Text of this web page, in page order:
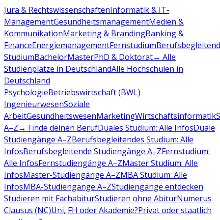
Jura & RechtswissenschaftenInformatik & IT-
ManagementGesundheitsmanagementMedien &
KommunikationMarketing & BrandingBanking &
FinanceEnergiemanagementFernstudiumBerufsbegleitend
StudiumBachelorMasterPhD & Doktorat→ Alle
Studienplätze in DeutschlandAlle Hochschulen in
Deutschland
PsychologieBetriebswirtschaft (BWL)
IngenieurwesenSoziale
ArbeitGesundheitswesenMarketingWirtschaftsinformatik
A–Z→ Finde deinen BerufDuales Studium: Alle InfosDuale
Studiengänge A–ZBerufsbegleitendes Studium: Alle
InfosBerufsbegleitende Studiengänge A–ZFernstudium:
Alle InfosFernstudiengänge A–ZMaster Studium: Alle
InfosMaster-Studiengänge A–ZMBA Studium: Alle
InfosMBA-Studiengänge A–ZStudiengänge entdecken
Studieren mit FachabiturStudieren ohne AbiturNumerus
Clausus (NC)Uni, FH oder Akademie?Privat oder staatlich